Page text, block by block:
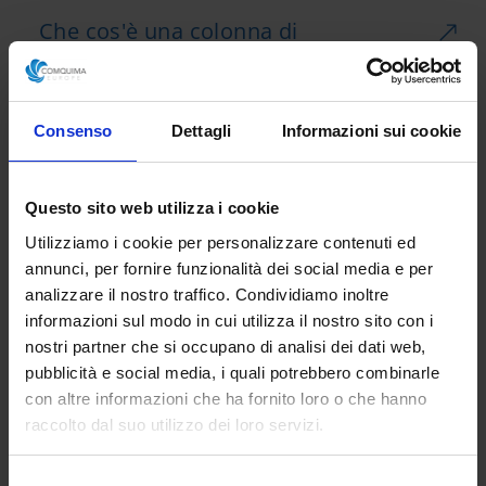
Consenso Dettagli Informazioni sui cookie
Questo sito web utilizza i cookie
Utilizziamo i cookie per personalizzare contenuti ed
annunci, per fornire funzionalità dei social media e per
analizzare il nostro traffico. Condividiamo inoltre
informazioni sul modo in cui utilizza il nostro sito con i
nostri partner che si occupano di analisi dei dati web,
pubblicità e social media, i quali potrebbero combinarle
con altre informazioni che ha fornito loro o che hanno
raccolto dal suo utilizzo dei loro servizi.
Che cos'è una colonna di
distillazione in acciaio inossidabile?
condensatore in vetro usato?
Che cos'è il vetro borosilicato?
Quali sono le caratteristiche
principali di un setaccio?
Qual è l'utilità di un pallone di
vetro?
Che cos'è un filtro Nutsche?